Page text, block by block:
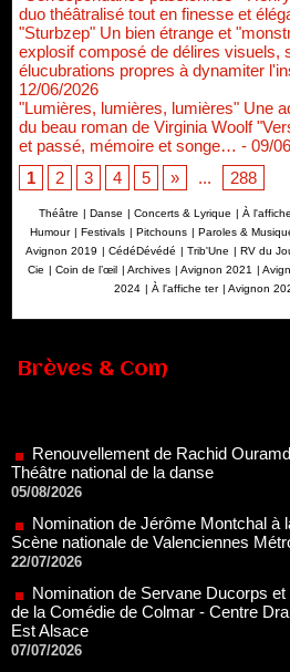
duo théâtralisé tout en finesse et
"Sturbzep" Un bien étrange et
explosif composé de délires visuels,
élucubrations propres à dynamiter
12/06/2026
"Lumières, lumières, lumières" Une
du beau roman de Virginia Woolf
et passé, mémoire et songe… - 09/
1
2 3 4 5 » ... 288
Théâtre | Danse | Concerts & Lyrique | À l'affiche
Humour | Festivals | Pitchouns | Paroles &
Avignon 2019 | CédéDévédé | Trib'Une | RV du
Cie | Coin de l’œil | Archives | Avignon 2021 |
2024 | À l'affiche ter | Avignon
Brèves & Com
Nomination de Jérôme Montchal à
Scène nationale de Valenciennes
Nomination de Servane Ducorps et
de la Comédie de Colmar - Centre
07/07/2026
Thomas Jolly et Laëtitia Guédon
TNP